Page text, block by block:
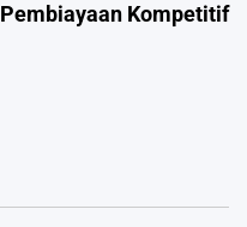
Pembiayaan Kompetitif